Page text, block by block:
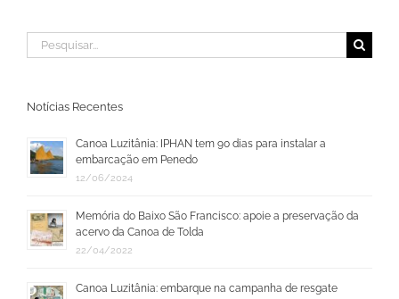
Buscar
resultados
Notícias Recentes
Canoa Luzitânia: IPHAN tem 90 dias para instalar a
embarcação em Penedo
12/06/2024
Memória do Baixo São Francisco: apoie a preservação da
acervo da Canoa de Tolda
22/04/2022
Canoa Luzitânia: embarque na campanha de resgate